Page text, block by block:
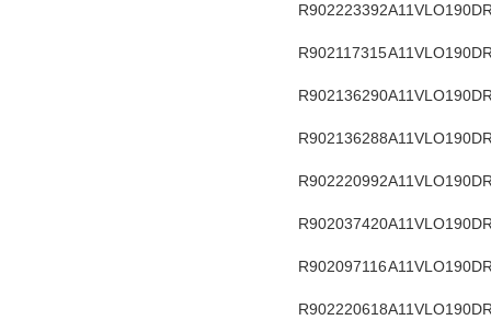
R902223392
R902117315
R902136290
R902136288
R902220992
R902037420
R902097116
R902220618